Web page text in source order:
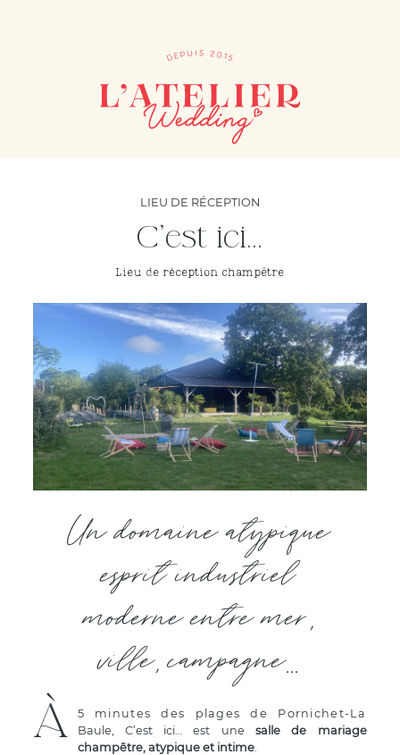
LIEU DE RÉCEPTION
C’est ici...
Lieu de réception champêtre
Un domaine atypique
esprit industriel
moderne entre mer,
ville, campagne...
À
5 minutes des plages de Pornichet-La
Baule, C’est ici… est unesalle de mariage
champêtre, atypique et intime.